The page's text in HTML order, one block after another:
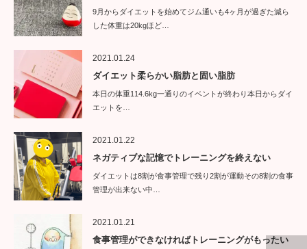
9月からダイエットを始めてジム通いも4ヶ月が過ぎた減ら
した体重は20kgほど…
2021.01.24
ダイエット柔らかい脂肪と固い脂肪
本日の体重114.6kg一通りのイベントが終わり本日からダイ
エットを…
2021.01.22
ネガティブな記憶でトレーニングを終えない
ダイエットは8割が食事管理で残り2割が運動その8割の食事
管理が出来ない中…
2021.01.21
食事管理ができなければトレーニングがもったい